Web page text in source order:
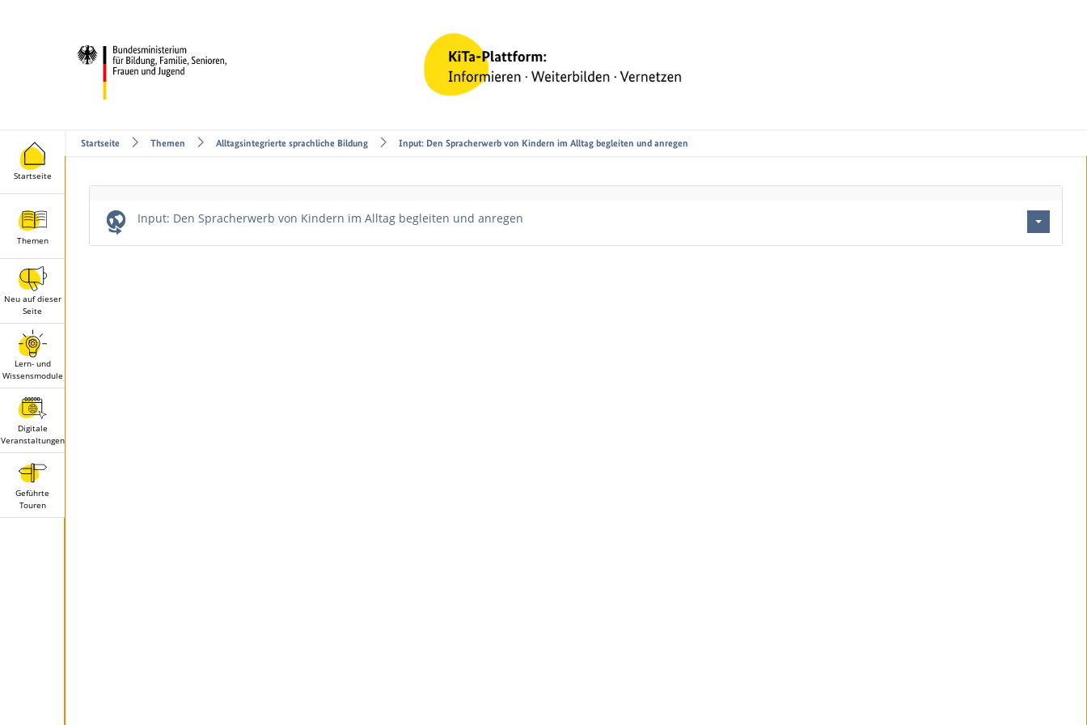
Startseite
Themen
Neu auf dieser
Seite
Lern- und
Wissensmodule
Digitale
Veranstaltungen
Geführte
Touren
Startseite Themen Alltags­integrierte sprachliche Bildung Input: Den Spracherwerb von Kindern im Alltag begleiten und anregen
Titel
Input: Den Spracherwerb von Kindern im Alltag begleiten und anregen